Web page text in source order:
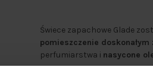
Świece zapachowe Glade
pomieszczenie
perfumiarstwa i nasycone
Koncentrując się na